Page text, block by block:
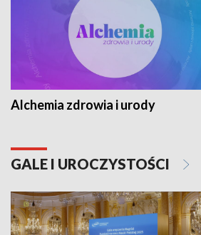
Alchemia zdrowia i urody
GALE I UROCZYSTOŚCI